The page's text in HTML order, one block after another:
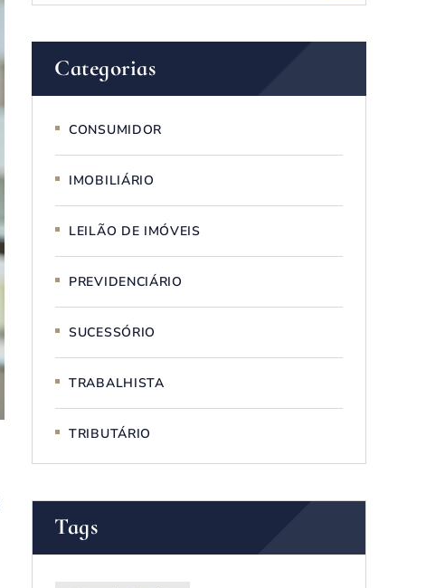
Categorias
CONSUMIDOR
IMOBILIÁRIO
LEILÃO DE IMÓVEIS
PREVIDENCIÁRIO
SUCESSÓRIO
TRABALHISTA
TRIBUTÁRIO
Tags